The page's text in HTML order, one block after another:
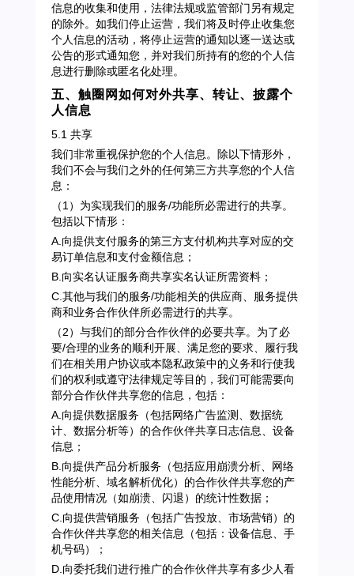
信息的收集和使用，法律法规或监管部门另有规定
的除外。如我们停止运营，我们将及时停止收集您
个人信息的活动，将停止运营的通知以逐一送达或
公告的形式通知您，并对我们所持有的您的个人信
息进行删除或匿名化处理。
五、触圈网如何对外共享、转让、披露个
人信息
5.1 共享
我们非常重视保护您的个人信息。除以下情形外，
我们不会与我们之外的任何第三方共享您的个人信
息：
（1）为实现我们的服务/功能所必需进行的共享。
包括以下情形：
A.向提供支付服务的第三方支付机构共享对应的交
易订单信息和支付金额信息；
B.向实名认证服务商共享实名认证所需资料；
C.其他与我们的服务/功能相关的供应商、服务提供
商和业务合作伙伴所必需进行的共享。
（2）与我们的部分合作伙伴的必要共享。为了必
要/合理的业务的顺利开展、满足您的要求、履行我
们在相关用户协议或本隐私政策中的义务和行使我
们的权利或遵守法律规定等目的，我们可能需要向
部分合作伙伴共享您的信息，包括：
A.向提供数据服务（包括网络广告监测、数据统
计、数据分析等）的合作伙伴共享日志信息、设备
信息；
B.向提供产品分析服务（包括应用崩溃分析、网络
性能分析、域名解析优化）的合作伙伴共享您的产
品使用情况（如崩溃、闪退）的统计性数据；
C.向提供营销服务（包括广告投放、市场营销）的
合作伙伴共享您的相关信息（包括：设备信息、手
机号码）；
D.向委托我们进行推广的合作伙伴共享有多少人看